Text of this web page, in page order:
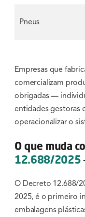
Pneus
Empresas que
comercializam
obrigadas —
entidades gestoras
operacionalizar o
O que muda
12.688/2025
O Decreto 12.688/
2025, é o primeiro
embalagens